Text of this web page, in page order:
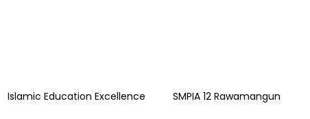
Islamic Education Excellence SMPIA 12 Rawamangun